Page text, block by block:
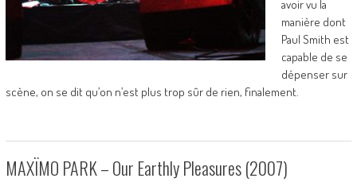
avoir vu la
manière dont
Paul Smith est
capable de se
dépenser sur
scène, on se dit qu’on n’est plus trop sûr de rien, finalement.
MAXÏMO PARK – Our Earthly Pleasures (2007)